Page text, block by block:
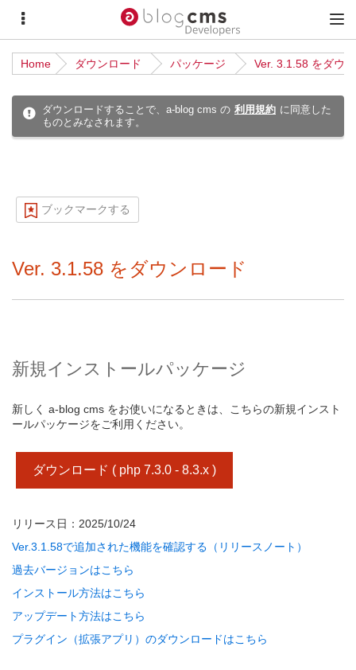
サ
イ
ド
メ
ニ
メ
イ
ン
メ
Home ダウンロード パッケージ Ver. 3.1.58 をダウ
ダウンロードすることで、a-blog cms の 利用規約 に同意した
ものとみなされます。
ブックマークする
Ver. 3.1.58 をダウンロード
新規インストールパッケージ
新しく a-blog cms をお使いになるときは、こちらの新規インスト
ールパッケージをご利用ください。
ダウンロード ( php 7.3.0 - 8.3.x )
リリース日：2025/10/24
Ver.3.1.58で追加された機能を確認する（リリースノート）
過去バージョンはこちら
インストール方法はこちら
アップデート方法はこちら
プラグイン（拡張アプリ）のダウンロードはこちら